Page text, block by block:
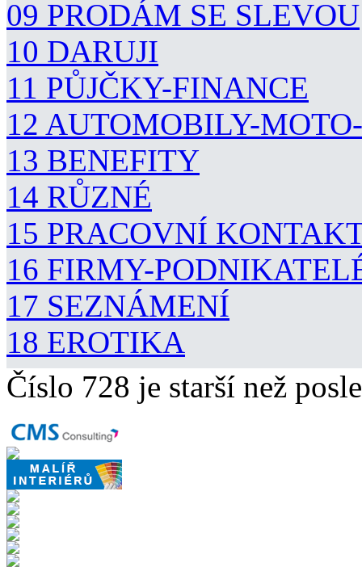
09 PRODÁM SE SLEVOU
10 DARUJI
11 PŮJČKY-FINANCE
12 AUTOMOBILY-
13 BENEFITY
14 RŮZNÉ
15 PRACOVNÍ
16 FIRMY-
17 SEZNÁMENÍ
18 EROTIKA
Číslo 728 je starší než